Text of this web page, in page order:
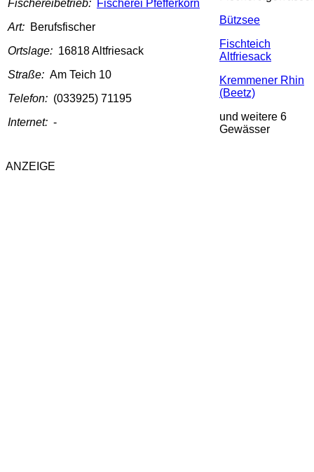
Fischereibetrieb: Fischerei Pfefferkorn
Art: Berufsfischer
Ortslage: 16818 Altfriesack
Straße: Am Teich 10
Telefon: (033925) 71195
Internet: -
Bützsee
Fischteich
Altfriesack
Kremmener Rhin
(Beetz)
und weitere 6
Gewässer
ANZEIGE